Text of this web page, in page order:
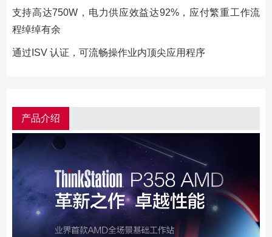
支持高达750W，电力供应效益达92%，应付繁重工作流
程绰绰有余
通过ISV 认证，可流畅操作业内顶尖应用程序
产品介绍